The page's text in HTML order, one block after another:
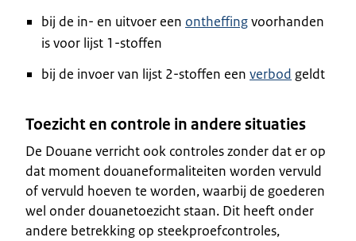
bij de in- en uitvoer een ontheffingvoorhanden
is voor lijst 1-stoffen
bij de invoer van lijst 2-stoffen een verbod geldt
Toezicht en controle in andere situaties
De Douane verricht ook controles zonder dat er op
dat moment douaneformaliteiten worden vervuld
of vervuld hoeven te worden, waarbij de goederen
wel onder douanetoezicht staan. Dit heeft onder
andere betrekking op steekproefcontroles,